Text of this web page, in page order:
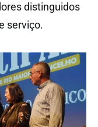
distinguidos
serviço.